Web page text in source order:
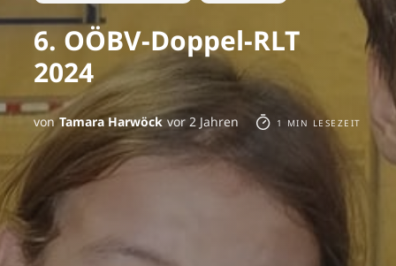
6. OÖBV-Doppel-RLT
2024
von Tamara Harwöck vor 2 Jahren 1 MIN LESEZEIT